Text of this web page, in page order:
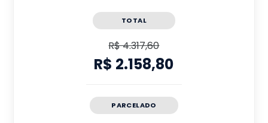
TOTAL
R$ 4.317,60
R$ 2.158,80
PARCELADO